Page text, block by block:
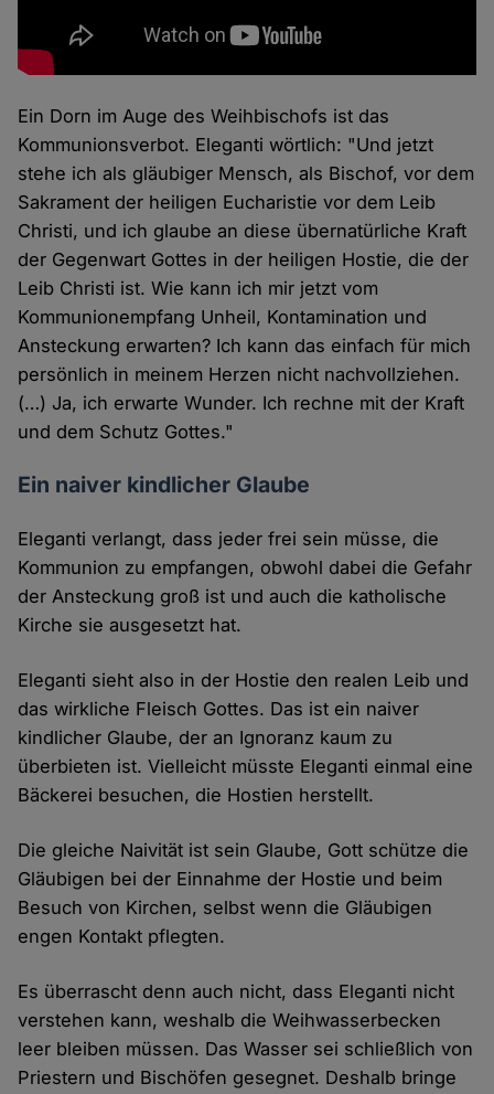
Ein Dorn im Auge des Weihbischofs ist das
Kommunionsverbot. Eleganti wörtlich: "Und jetzt
stehe ich als gläubiger Mensch, als Bischof, vor dem
Sakrament der heiligen Eucharistie vor dem Leib
Christi, und ich glaube an diese übernatürliche Kraft
der Gegenwart Gottes in der heiligen Hostie, die der
Leib Christi ist. Wie kann ich mir jetzt vom
Kommunionempfang Unheil, Kontamination und
Ansteckung erwarten? Ich kann das einfach für mich
persönlich in meinem Herzen nicht nachvollziehen.
(…) Ja, ich erwarte Wunder. Ich rechne mit der Kraft
und dem Schutz Gottes."
Ein naiver kindlicher Glaube
Eleganti verlangt, dass jeder frei sein müsse, die
Kommunion zu empfangen, obwohl dabei die Gefahr
der Ansteckung groß ist und auch die katholische
Kirche sie ausgesetzt hat.
Eleganti sieht also in der Hostie den realen Leib und
das wirkliche Fleisch Gottes. Das ist ein naiver
kindlicher Glaube, der an Ignoranz kaum zu
überbieten ist. Vielleicht müsste Eleganti einmal eine
Bäckerei besuchen, die Hostien herstellt.
Die gleiche Naivität ist sein Glaube, Gott schütze die
Gläubigen bei der Einnahme der Hostie und beim
Besuch von Kirchen, selbst wenn die Gläubigen
engen Kontakt pflegten.
Es überrascht denn auch nicht, dass Eleganti nicht
verstehen kann, weshalb die Weihwasserbecken
leer bleiben müssen. Das Wasser sei schließlich von
Priestern und Bischöfen gesegnet. Deshalb bringe